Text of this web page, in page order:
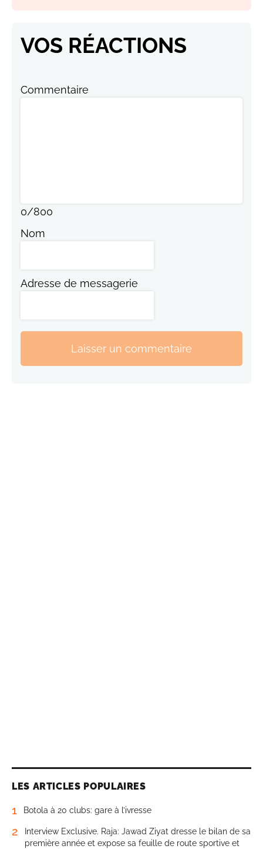
VOS RÉACTIONS
Commentaire
0/800
Nom
Adresse de messagerie
Laisser un commentaire
LES ARTICLES POPULAIRES
1 Botola à 20 clubs: gare à l’ivresse
2
Interview Exclusive. Raja: Jawad Ziyat dresse le bilan de sa
première année et expose sa feuille de route sportive et